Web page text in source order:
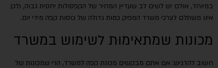
במיוחד, אולם יש לשים לב שעדיין המחיר של הקפסולות יחסית גבוה, ולכן
אינו משתלם לצרכי משרד המפיק כמות גדולה של כוסות קפה מידי יום.
מכונות שמתאימות לשימוש במשרד
חשוב להדגיש: אם אתם מבקשים מכונת קפה למשרד, הרי שמכונות של